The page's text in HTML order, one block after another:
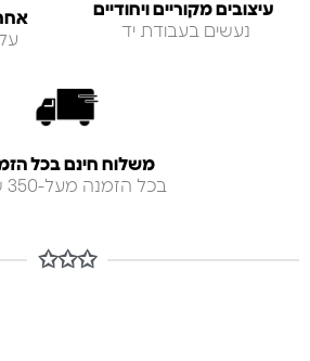
עיצובים מקוריים ויחודיים
נעשים בעבודת יד
משלוח חינם בכל
בכל הזמנה מעל-350 ש"ח!
✩✩✩